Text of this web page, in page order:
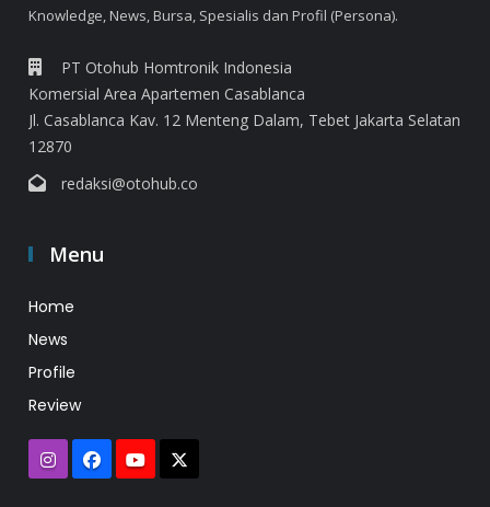
Knowledge, News, Bursa, Spesialis dan Profil (Persona).
PT Otohub Homtronik Indonesia
Komersial Area Apartemen Casablanca
Jl. Casablanca Kav. 12 Menteng Dalam, Tebet Jakarta Selatan
12870
redaksi@otohub.co
Menu
Home
News
Profile
Review